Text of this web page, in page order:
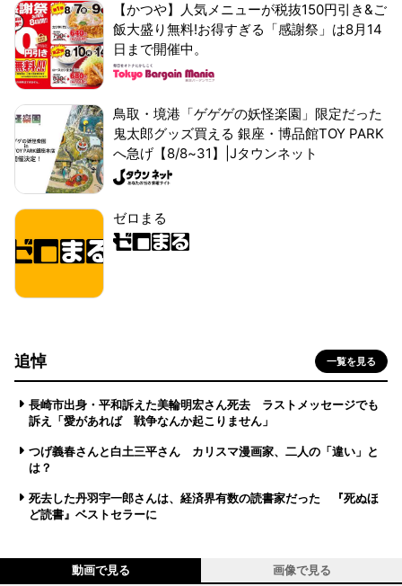
【かつや】人気メニューが税抜150円引き&ご
飯大盛り無料!お得すぎる「感謝祭」は8月14
日まで開催中。
鳥取・境港「ゲゲゲの妖怪楽園」限定だった
鬼太郎グッズ買える 銀座・博品館TOY PARK
へ急げ【8/8~31】|Jタウンネット
ゼロまる
追悼 一覧を見る
長崎市出身・平和訴えた美輪明宏さん死去 ラストメッセージでも
訴え「愛があれば 戦争なんか起こりません」
つげ義春さんと白土三平さん カリスマ漫画家、二人の「違い」と
は？
死去した丹羽宇一郎さんは、経済界有数の読書家だった 『死ぬほ
ど読書』ベストセラーに
動画で見る 画像で見る